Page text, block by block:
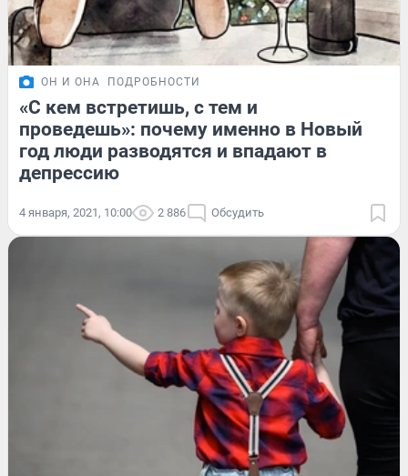
ОН И ОНА ПОДРОБНОСТИ
«С кем встретишь, с тем и
проведешь»: почему именно в Новый
год люди разводятся и впадают в
депрессию
4 января, 2021, 10:00 2 886 Обсудить